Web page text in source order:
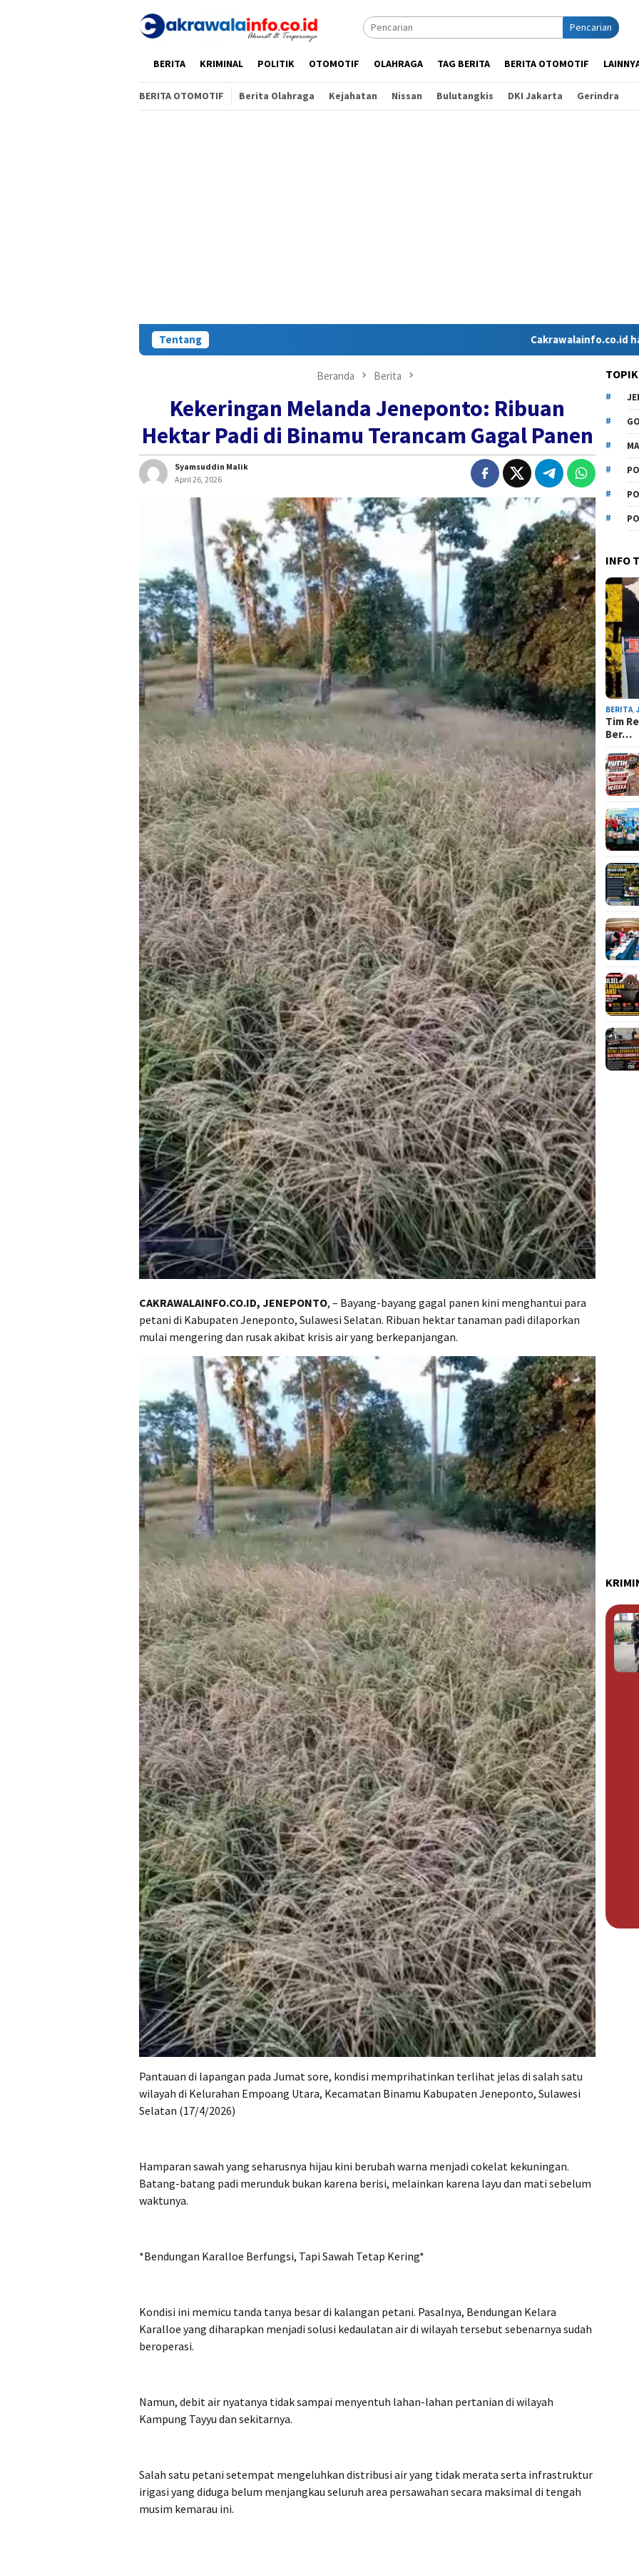
Pencarian
HOMEBERITA KRIMINAL POLITIK OTOMOTIF OLAHRAGA TAG BERITA BERITA OTOMOTIF
BERITA OTOMOTIF Berita Olahraga Kejahatan Nissan Bulutangkis DKI Jakarta Gerindra
Tentang Cakrawalainfo.co.id hadir sebagai
Beranda Berita
Kekeringan Melanda Jeneponto: Ribuan
Hektar Padi di Binamu Terancam Gagal Panen
Syamsuddin Malik
April 26, 2026
CAKRAWALAINFO.CO.ID, JENEPONTO, – Bayang-bayang gagal panen kini menghantui para
petani di Kabupaten Jeneponto, Sulawesi Selatan. Ribuan hektar tanaman padi dilaporkan
mulai mengering dan rusak akibat krisis air yang berkepanjangan.
Pantauan di lapangan pada Jumat sore, kondisi memprihatinkan terlihat jelas di salah satu
wilayah di Kelurahan Empoang Utara, Kecamatan Binamu Kabupaten Jeneponto, Sulawesi
Selatan (17/4/2026)
Hamparan sawah yang seharusnya hijau kini berubah warna menjadi cokelat kekuningan.
Batang-batang padi merunduk bukan karena berisi, melainkan karena layu dan mati sebelum
waktunya.
*Bendungan Karalloe Berfungsi, Tapi Sawah Tetap Kering*
Kondisi ini memicu tanda tanya besar di kalangan petani. Pasalnya, Bendungan Kelara
Karalloe yang diharapkan menjadi solusi kedaulatan air di wilayah tersebut sebenarnya sudah
beroperasi.
Namun, debit air nyatanya tidak sampai menyentuh lahan-lahan pertanian di wilayah
Kampung Tayyu dan sekitarnya.
Salah satu petani setempat mengeluhkan distribusi air yang tidak merata serta infrastruktur
irigasi yang diduga belum menjangkau seluruh area persawahan secara maksimal di tengah
musim kemarau ini.
INFO
BERITA ,
Tim
Ber…